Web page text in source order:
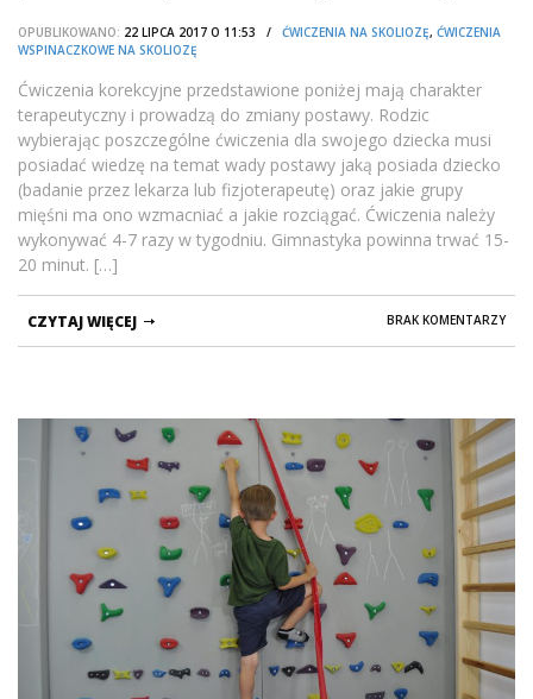
OPUBLIKOWANO: 22 LIPCA 2017 O 11:53 / ĆWICZENIA NA SKOLIOZĘ, ĆWICZENIA
WSPINACZKOWE NA SKOLIOZĘ
Ćwiczenia korekcyjne przedstawione poniżej mają charakter
terapeutyczny i prowadzą do zmiany postawy. Rodzic
wybierając poszczególne ćwiczenia dla swojego dziecka musi
posiadać wiedzę na temat wady postawy jaką posiada dziecko
(badanie przez lekarza lub fizjoterapeutę) oraz jakie grupy
mięśni ma ono wzmacniać a jakie rozciągać. Ćwiczenia należy
wykonywać 4-7 razy w tygodniu. Gimnastyka powinna trwać 15-
20 minut. […]
BRAK KOMENTARZY
CZYTAJ WIĘCEJ